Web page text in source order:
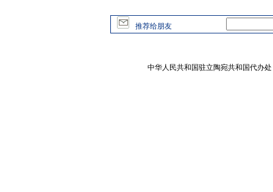
推荐给朋友
中华人民共和国驻立陶宛共和国代办处